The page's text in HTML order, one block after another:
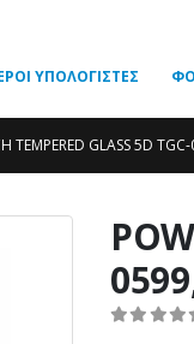
ΥΠΟΛΟΓΙΣΤΈΣ
TEMPERED GLASS 5D